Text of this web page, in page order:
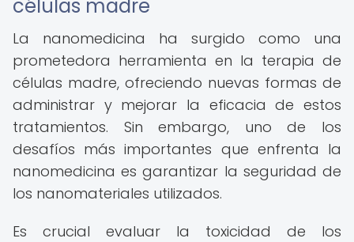
células madre
La nanomedicina ha surgido como una
prometedora herramienta en la terapia de
células madre, ofreciendo nuevas formas de
administrar y mejorar la eficacia de estos
tratamientos. Sin embargo, uno de los
desafíos más importantes que enfrenta la
nanomedicina es garantizar la seguridad de
los nanomateriales utilizados.
Es crucial evaluar la toxicidad de los